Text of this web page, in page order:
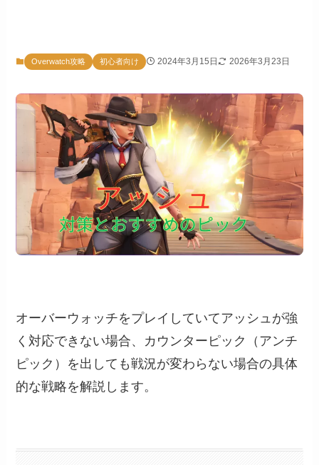
Overwatch攻略 初心者向け 2024年3月15日 2026年3月23日
オーバーウォッチをプレイしていてアッシュが強
く対応できない場合、カウンターピック（アンチ
ピック）を出しても戦況が変わらない場合の具体
的な戦略を解説します。